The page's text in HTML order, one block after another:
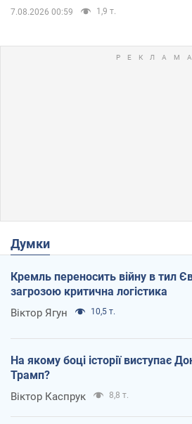
7.08.2026 00:59 1,9 т.
Думки
Кремль переносить війну в тил
загрозою критична логістика
Віктор Ягун 10,5 т.
На якому боці історії виступає
Трамп?
Віктор Каспрук 8,8 т.